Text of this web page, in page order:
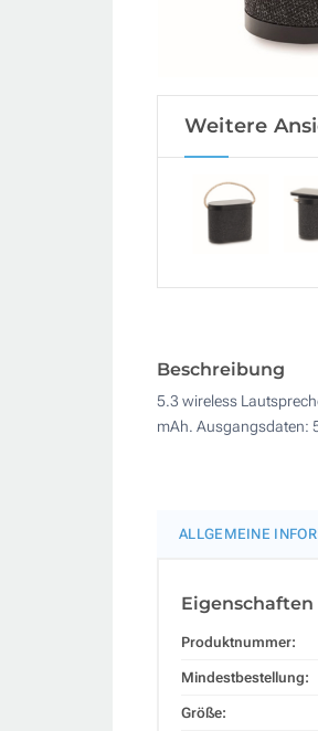
Weitere
Beschreibung
5.3 wireless
mAh. Ausgangsdaten:
ALLGEMEINE
Eigenschaften
Produktnummer:
Mindestbestellung:
Größe: